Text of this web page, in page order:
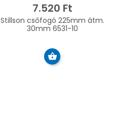
7.520 Ft
Stillson csőfogó 225mm átm.
30mm 6531-10